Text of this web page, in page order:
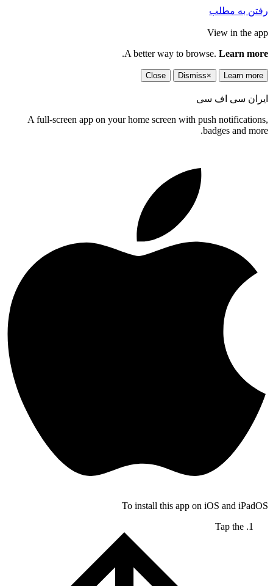
رفتن به مطلب
View in the app
A better way to browse. Learn more
.
Learn more
×
Dismiss
Close
ایران سی اف سی
A full-screen app on your home screen with push notifications,
badges and more.
To install this app on iOS and iPadOS
Tap the